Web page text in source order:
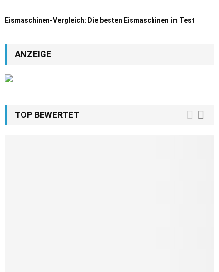
Eismaschinen-Vergleich: Die besten Eismaschinen im Test
ANZEIGE
TOP BEWERTET